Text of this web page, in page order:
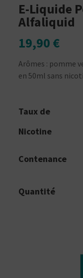
E-Liquide
Alfaliquid
19,90 €
Arômes : pomme
en 50ml sans
Taux de
Nicotine
Contenance
Quantité